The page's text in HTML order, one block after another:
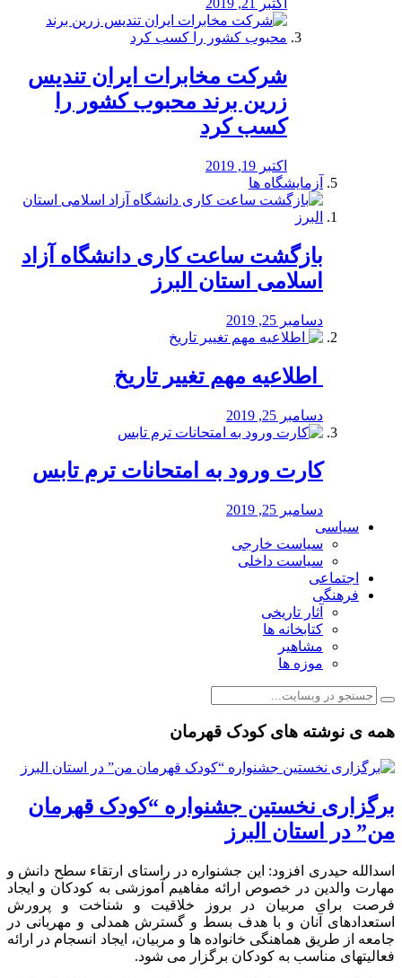
اکتبر 21, 2019
شرکت مخابرات ایران تندیس
زرین برند محبوب کشور را
کسب کرد
اکتبر 19, 2019
آزمایشگاه ها
بازگشت ساعت کاری دانشگاه آزاد
اسلامی استان البرز
دسامبر 25, 2019
️ اطلاعیه مهم تغییر تاریخ
دسامبر 25, 2019
کارت ورود به امتحانات ترم تابس
دسامبر 25, 2019
سیاسی
سیاست خارجی
سیاست داخلی
اجتماعی
فرهنگی
آثار تاریخی
کتابخانه ها
مشاهیر
موزه ها
همه ی نوشته های کودک قهرمان
برگزاری نخستین جشنواره “کودک قهرمان
من” در استان البرز
اسدالله حیدری افزود: این جشنواره در راستای ارتقاء سطح دانش و
مهارت والدین در خصوص ارائه مفاهیم آموزشی به کودکان و ایجاد
فرصت برای مربیان در بروز خلاقیت و شناخت و پرورش
استعدادهای آنان و با هدف بسط و گسترش همدلی و مهربانی در
جامعه از طریق هماهنگی خانواده ها و مربیان، ایجاد انسجام در ارائه
فعالیتهای مناسب به کودکان برگزار می شود.